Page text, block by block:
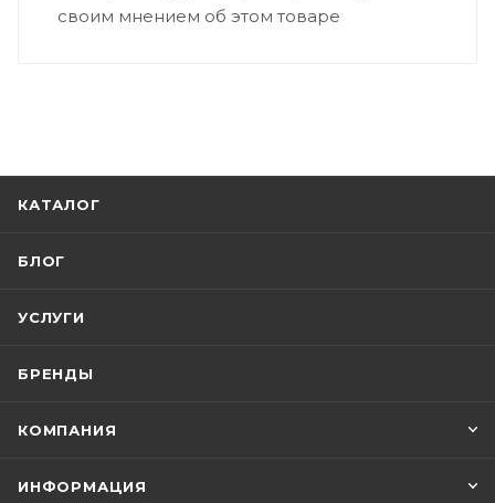
своим мнением об этом товаре
КАТАЛОГ
БЛОГ
УСЛУГИ
БРЕНДЫ
КОМПАНИЯ
ИНФОРМАЦИЯ